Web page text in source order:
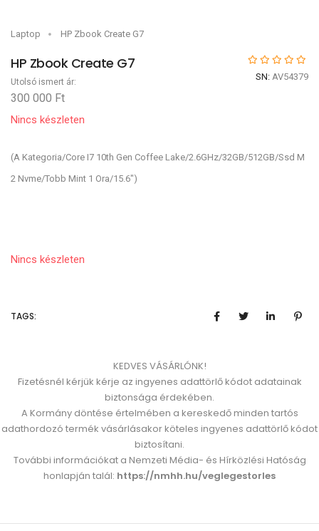
Laptop HP Zbook Create G7
HP Zbook Create G7
Utolsó ismert ár:
300 000 Ft
Nincs készleten
SN: AV54379
(A Kategoria/Core I7 10th Gen Coffee Lake/2.6GHz/32GB/512GB/Ssd M
2 Nvme/Tobb Mint 1 Ora/15.6")
Nincs készleten
TAGS:
KEDVES VÁSÁRLÓNK!
Fizetésnél kérjük kérje az ingyenes adattörlő kódot adatainak
biztonsága érdekében.
A Kormány döntése értelmében a kereskedő minden tartós
adathordozó termék vásárlásakor köteles ingyenes adattörlő kódot
biztosítani.
További információkat a Nemzeti Média- és Hírközlési Hatóság
honlapján talál: https://nmhh.hu/veglegestorles